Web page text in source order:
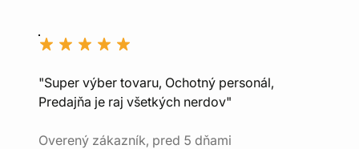
"Super výber tovaru, Ochotný personál,
Predajňa je raj všetkých nerdov"
Overený zákazník, pred 5 dňami